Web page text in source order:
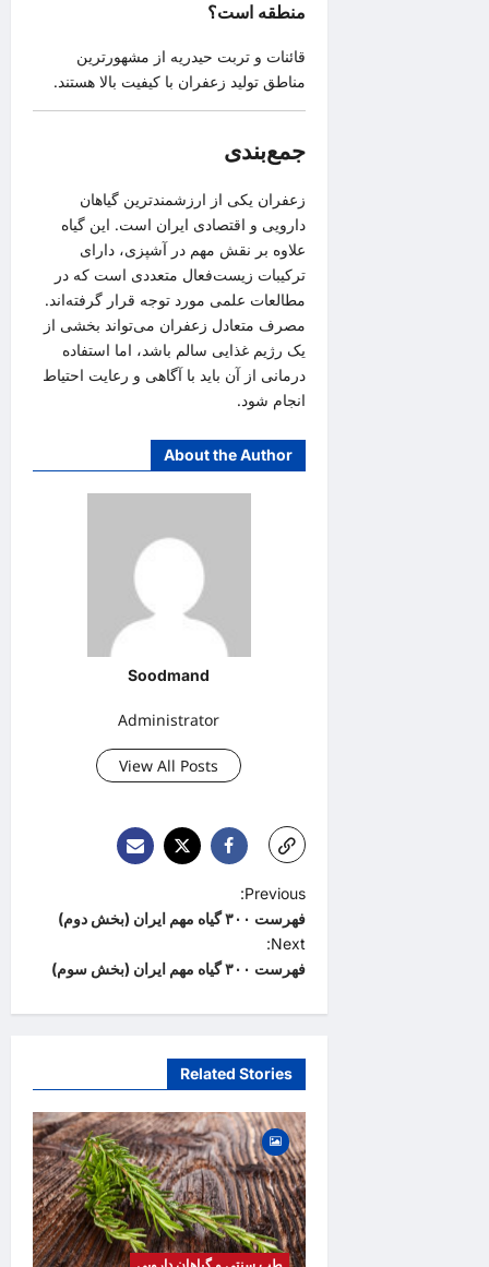
منطقه است؟
قائنات و تربت حیدریه از مشهورترین
مناطق تولید زعفران با کیفیت بالا هستند.
جمع‌بندی
زعفران یکی از ارزشمندترین گیاهان
دارویی و اقتصادی ایران است. این گیاه
علاوه بر نقش مهم در آشپزی، دارای
ترکیبات زیست‌فعال متعددی است که در
مطالعات علمی مورد توجه قرار گرفته‌اند.
مصرف متعادل زعفران می‌تواند بخشی از
یک رژیم غذایی سالم باشد، اما استفاده
درمانی از آن باید با آگاهی و رعایت احتیاط
انجام شود.
About the Author
Soodmand
Administrator
View All Posts
P
o
s
a
v
i
g
a
t
Previous:
فهرست ۳۰۰ گیاه مهم ایران (بخش دوم)
Next:
فهرست ۳۰۰ گیاه مهم ایران (بخش سوم)
Related Stories